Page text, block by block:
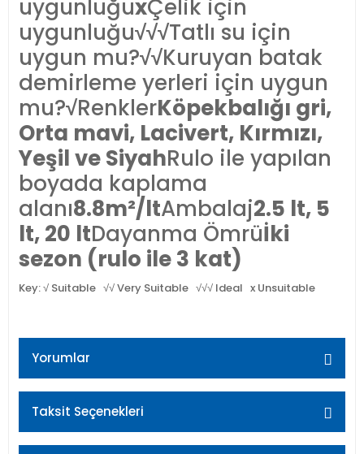
uygunluğuxÇelik için
uygunluğu√√√Tatlı su için
uygun mu?√√Kuruyan batak
demirleme yerleri için uygun
mu?√RenklerKöpekbalığı gri,
Orta mavi, Lacivert, Kırmızı,
Yeşil ve SiyahRulo ile yapılan
boyada kaplama
alanı8.8m²/ltAmbalaj2.5 lt, 5
lt, 20 ltDayanma Ömrüİki
sezon (rulo ile 3 kat)
Key: √ Suitable √√ Very Suitable √√√ Ideal x Unsuitable
Yorumlar
Taksit Seçenekleri